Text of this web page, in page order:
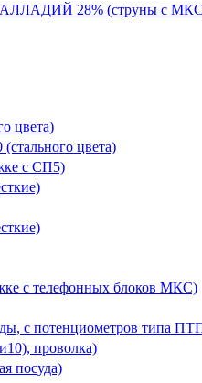
28% (струны с МКС,
цвета)
цвета)
с СП5)
с телефонных блоков МКС)
с потенциометров типа
проволка)
посуда)